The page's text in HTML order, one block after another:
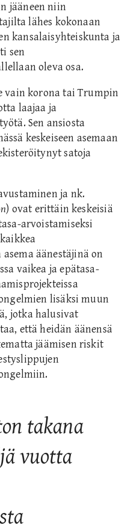
jääneen niin
lähes kokonaan
kansalaisyhteiskunta ja
sen
oleva osa.
vain korona tai Trumpin
laajaa ja
yötä. Sen ansiosta
keskeiseen asemaan
satoja
ja nk.
) ovat erittäin keskeisiä
arvoistamiseksi
äänestäjinä on
vaikea ja epätasa-
lisäksi muun
jotka halusivat
että heidän äänensä
jäämisen riskit
takana
vuotta